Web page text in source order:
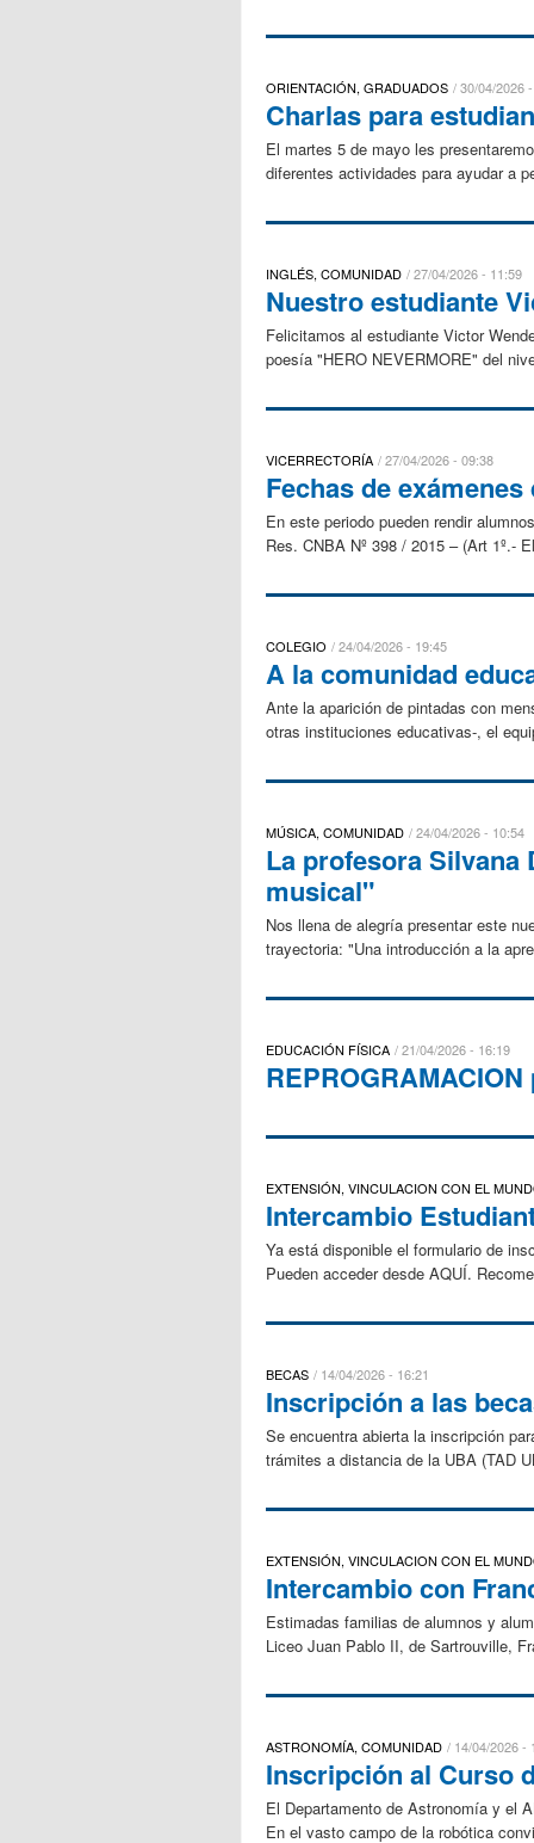
ORIENTACIÓN, GRADUADOS 30/04/2026
Charlas para
El martes 5 de mayo les
diferentes actividades para ayudar a
INGLÉS, COMUNIDAD 27/04/2026 - 11:59
Nuestro estudiante
Felicitamos al estudiante Victor
poesía "HERO NEVERMORE" del
VICERRECTORÍA 27/04/2026 - 09:38
Fechas de exámenes
En este periodo pueden rendir
Res. CNBA Nº 398 / 2015 – (Art 1º.-
COLEGIO 24/04/2026 - 19:45
A la comunidad
Ante la aparición de pintadas con
otras instituciones educativas-, el
MÚSICA, COMUNIDAD 24/04/2026 - 10:54
La profesora
musical"
Nos llena de alegría presentar este
trayectoria: "Una introducción a la
EDUCACIÓN FÍSICA 21/04/2026 - 16:19
EXTENSIÓN, VINCULACION CON EL
Intercambio
Ya está disponible el formulario de
Pueden acceder desde AQUÍ.
BECAS 14/04/2026 - 16:21
Inscripción a las
Se encuentra abierta la inscripción
trámites a distancia de la UBA (TAD
EXTENSIÓN, VINCULACION CON EL
Intercambio con
Estimadas familias de alumnos y
Liceo Juan Pablo II, de Sartrouville,
ASTRONOMÍA, COMUNIDAD 14/04/2026 -
Inscripción al Curso
El Departamento de Astronomía y el
En el vasto campo de la robótica